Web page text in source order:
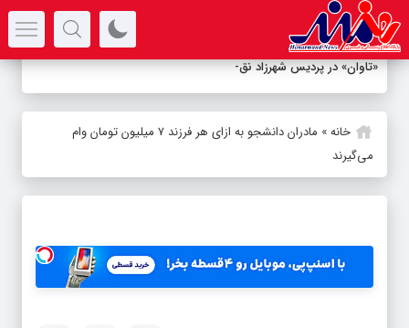
«تاوان» در پردیس شهرزاد نقد می‌_
خانه»
مادران دانشجو به ازای هر فرزند ۷ میلیون تومان وام
می‌گیرند